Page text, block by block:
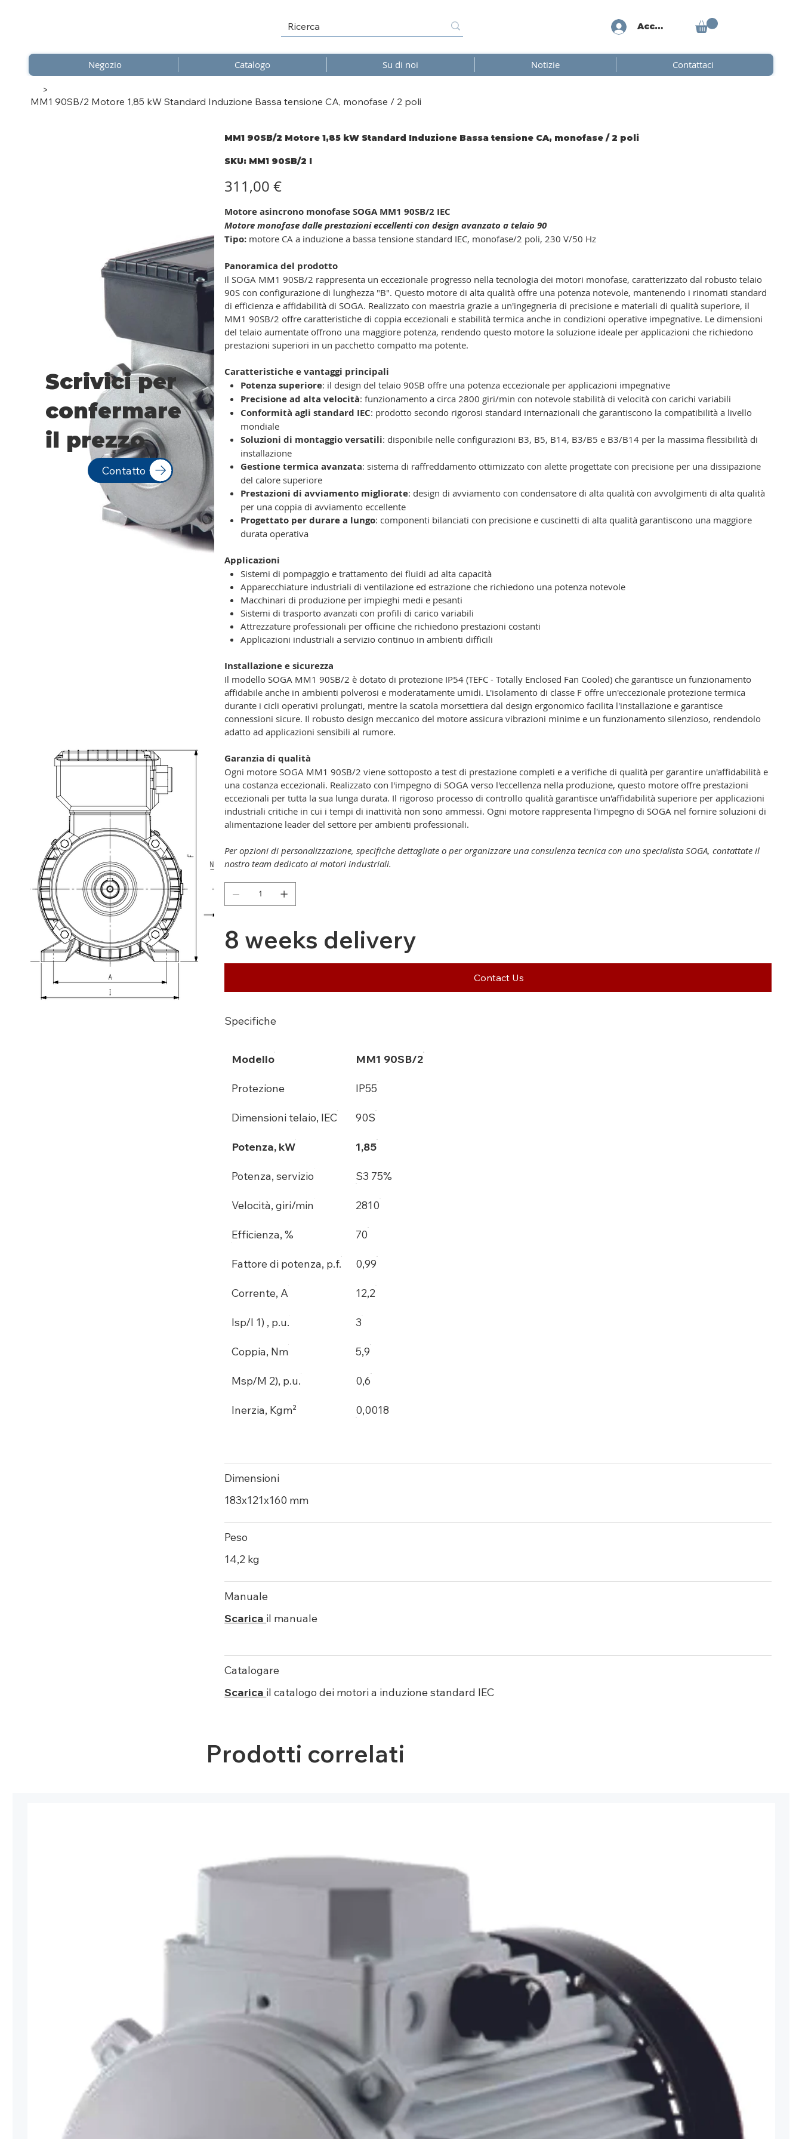
Accedi
Negozio Catalogo Su di noi Notizie Contattaci
>
MM1 90SB/2 Motore 1,85 kW Standard Induzione Bassa tensione CA, monofase / 2 poli
MM1 90SB/2 Motore 1,85 kW Standard Induzione Bassa tensione CA, monofase / 2 poli
SKU: SKU
MM1
MM1 90SB/2 I
311,00 €
Motore asincrono monofase SOGA MM1 90SB/2 IEC
Motore monofase dalle prestazioni eccellenti con design avanzato a telaio 90
Tipo: motore CA a induzione a bassa tensione standard IEC, monofase/2 poli, 230 V/50 Hz
Panoramica del prodotto
Il SOGA MM1 90SB/2 rappresenta un eccezionale progresso nella tecnologia dei motori monofase, caratterizzato dal robusto telaio
90S con configurazione di lunghezza "B". Questo motore di alta qualità offre una potenza notevole, mantenendo i rinomati standard
di efficienza e affidabilità di SOGA. Realizzato con maestria grazie a un'ingegneria di precisione e materiali di qualità superiore, il
MM1 90SB/2 offre caratteristiche di coppia eccezionali e stabilità termica anche in condizioni operative impegnative. Le dimensioni
del telaio aumentate offrono una maggiore potenza, rendendo questo motore la soluzione ideale per applicazioni che richiedono
prestazioni superiori in un pacchetto compatto ma potente.
Caratteristiche e vantaggi principali
Potenza superiore: il design del telaio 90SB offre una potenza eccezionale per applicazioni impegnative
Precisione ad alta velocità: funzionamento a circa 2800 giri/min con notevole stabilità di velocità con carichi variabili
Conformità agli standard IEC: prodotto secondo rigorosi standard internazionali che garantiscono la compatibilità a livello
mondiale
Soluzioni di montaggio versatili: disponibile nelle configurazioni B3, B5, B14, B3/B5 e B3/B14 per la massima flessibilità di
installazione
Gestione termica avanzata: sistema di raffreddamento ottimizzato con alette progettate con precisione per una dissipazione
del calore superiore
Prestazioni di avviamento migliorate: design di avviamento con condensatore di alta qualità con avvolgimenti di alta qualità
per una coppia di avviamento eccellente
Progettato per durare a lungo: componenti bilanciati con precisione e cuscinetti di alta qualità garantiscono una maggiore
durata operativa
Applicazioni
Sistemi di pompaggio e trattamento dei fluidi ad alta capacità
Apparecchiature industriali di ventilazione ed estrazione che richiedono una potenza notevole
Macchinari di produzione per impieghi medi e pesanti
Sistemi di trasporto avanzati con profili di carico variabili
Attrezzature professionali per officine che richiedono prestazioni costanti
Applicazioni industriali a servizio continuo in ambienti difficili
Installazione e sicurezza
Il modello SOGA MM1 90SB/2 è dotato di protezione IP54 (TEFC - Totally Enclosed Fan Cooled) che garantisce un funzionamento
affidabile anche in ambienti polverosi e moderatamente umidi. L'isolamento di classe F offre un'eccezionale protezione termica
durante i cicli operativi prolungati, mentre la scatola morsettiera dal design ergonomico facilita l'installazione e garantisce
connessioni sicure. Il robusto design meccanico del motore assicura vibrazioni minime e un funzionamento silenzioso, rendendolo
adatto ad applicazioni sensibili al rumore.
Garanzia di qualità
Ogni motore SOGA MM1 90SB/2 viene sottoposto a test di prestazione completi e a verifiche di qualità per garantire un'affidabilità e
una costanza eccezionali. Realizzato con l'impegno di SOGA verso l'eccellenza nella produzione, questo motore offre prestazioni
eccezionali per tutta la sua lunga durata. Il rigoroso processo di controllo qualità garantisce un'affidabilità superiore per applicazioni
industriali critiche in cui i tempi di inattività non sono ammessi. Ogni motore rappresenta l'impegno di SOGA nel fornire soluzioni di
alimentazione leader del settore per ambienti professionali.
Per opzioni di personalizzazione, specifiche dettagliate o per organizzare una consulenza tecnica con uno specialista SOGA, contattate il
nostro team dedicato ai motori industriali.
8 weeks delivery
Contact Us
Specifiche
Modello MM1 90SB/2
Protezione IP55
Dimensioni telaio, IEC 90S
Potenza, kW 1,85
Potenza, servizio S3 75%
Velocità, giri/min 2810
Efficienza, % 70
Fattore di potenza, p.f. 0,99
Corrente, A 12,2
Isp/I 1) , p.u. 3
Coppia, Nm 5,9
Msp/M 2), p.u. 0,6
Inerzia, Kgm² 0,0018
Dimensioni
183х121x160 mm
Peso
14,2 kg
Manuale
Scarica il manuale
Catalogare
Scarica il catalogo dei motori a induzione standard IEC
Scrivici per
confermare
il prezzo
Contatto
Prodotti correlati